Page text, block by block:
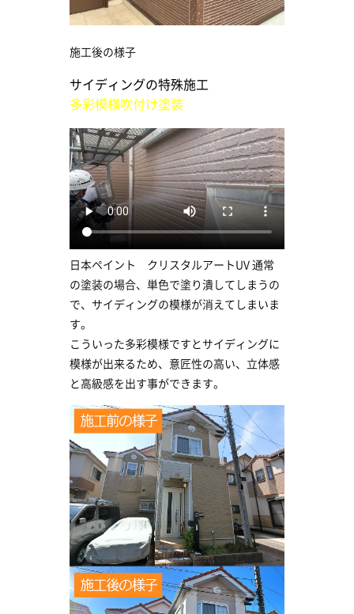
施工後の様子
サイディングの特殊施工
多彩模様吹付け塗装
日本ペイント クリスタルアートUV 通常
の塗装の場合、単色で塗り潰してしまうの
で、サイディングの模様が消えてしまいま
す。
こういった多彩模様ですとサイディングに
模様が出来るため、意匠性の高い、立体感
と高級感を出す事ができます。